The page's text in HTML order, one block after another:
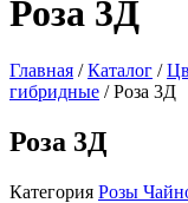
Роза 3Д
Главная /Каталог /
гибридные / Роза 3Д
Роза 3Д
Категория Розы